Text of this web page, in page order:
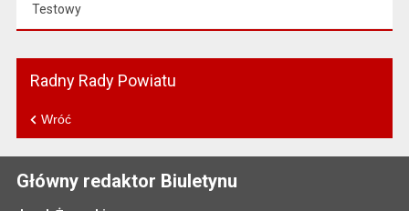
Testowy
Radny Rady Powiatu
Wróć
Główny redaktor Biuletynu